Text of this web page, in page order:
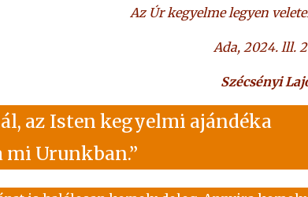
Az Úr kegyelme legyen
Ada, 2024. lll.
Szécsényi
az Isten kegyelmi ajándéka
mi Urunkban.”